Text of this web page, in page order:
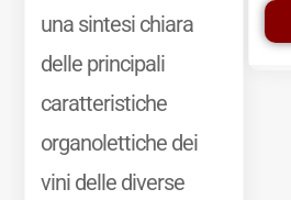
una sintesi chiara
delle principali
caratteristiche
organolettiche dei
vini delle diverse